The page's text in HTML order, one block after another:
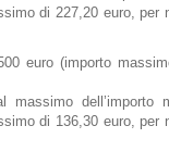
di 227,20 euro,
euro (importo
dell’importo
di 136,30 euro,